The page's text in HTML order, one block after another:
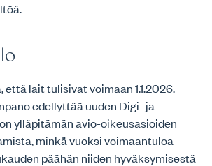
lait tulisivat voimaan 1.1.2026.
edellyttää uuden Digi- ja
ylläpitämän avio-oikeusasioiden
minkä vuoksi voimaantuloa
päähän niiden hyväksymisestä